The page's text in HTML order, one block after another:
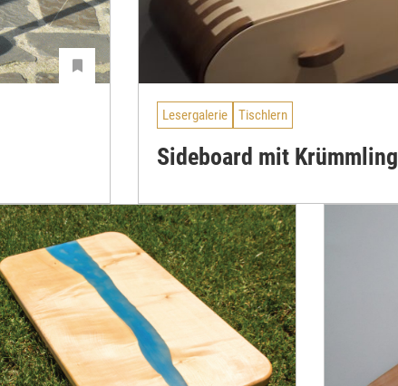
Lesergalerie Tischlern
Sideboard mit Krümmling